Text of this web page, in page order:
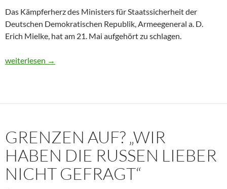
Das Kämpferherz des Ministers für Staatssicherheit der
Deutschen Demokratischen Republik, Armeegeneral a. D.
Erich Mielke, hat am 21. Mai aufgehört zu schlagen.
Historisches Dokument: Die Trauerrede für Erich Mielke (1907-
weiterlesen →
GRENZEN AUF? „WIR
HABEN DIE RUSSEN LIEBER
NICHT GEFRAGT“